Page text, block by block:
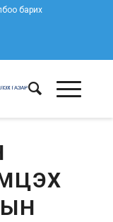
барих